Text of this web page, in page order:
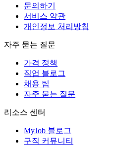
문의하기
서비스 약관
개인정보 처리방침
자주 묻는 질문
가격 정책
직업 블로그
채용 팁
자주 묻는 질문
리소스 센터
MyJob 블로그
구직 커뮤니티